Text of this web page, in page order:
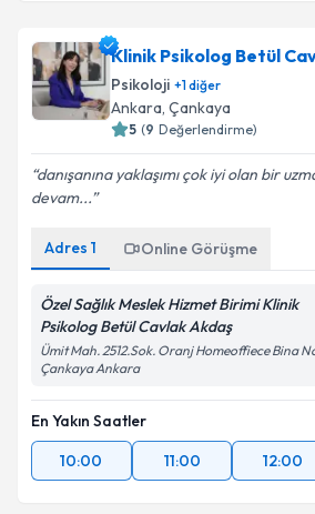
Klinik Psikolog Betül
Psikoloji +1diğer
Ankara, Çankaya
5 (9 Değerlendirme)
danışanına yaklaşımı çok iyi olan bir
devam...
Adres 1 Online Görüşme
Özel Sağlık Meslek Hizmet Birimi Klinik
Psikolog Betül Cavlak Akdaş
Ümit Mah. 2512.Sok. Oranj Homeoffiece Bina
Çankaya Ankara
En Yakın Saatler
10:00
11:00 12:00